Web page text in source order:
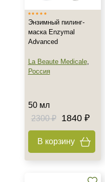
Гиперкератоз
Показать еще
Обновление клеток
Показать еще
Область применения
Веки
Энзимный пилинг-
маска Enzymal
Advanced
La Beaute Medicale,
Россия
50 мл
2300 ₽
1840 ₽
В корзину